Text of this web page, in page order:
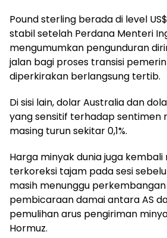
Pound sterling berada di level
stabil setelah Perdana Menteri
mengumumkan pengunduran
jalan bagi proses transisi
diperkirakan berlangsung tertib.
Di sisi lain, dolar Australia dan
yang sensitif terhadap sentimen
masing turun sekitar 0,1%.
Harga minyak dunia juga
terkoreksi tajam pada sesi
masih menunggu
pembicaraan damai antara AS
pemulihan arus pengiriman
Hormuz.